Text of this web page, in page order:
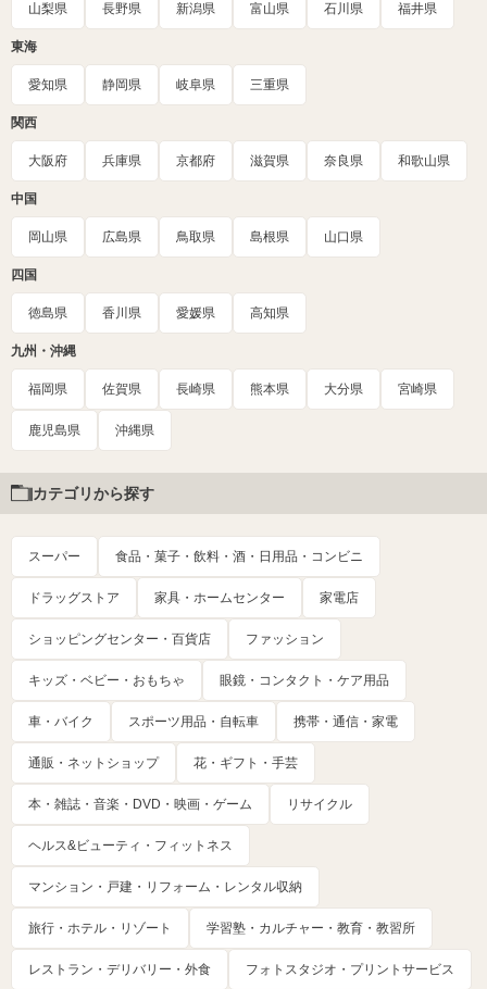
山梨県 長野県 新潟県 富山県 石川県 福井県
東海
愛知県 静岡県 岐阜県 三重県
関西
大阪府 兵庫県 京都府 滋賀県 奈良県 和歌山県
中国
岡山県 広島県 鳥取県 島根県 山口県
四国
徳島県 香川県 愛媛県 高知県
九州・沖縄
福岡県 佐賀県 長崎県 熊本県 大分県 宮崎県
鹿児島県 沖縄県
カテゴリから探す
スーパー 食品・菓子・飲料・酒・日用品・コンビニ
ドラッグストア 家具・ホームセンター 家電店
ショッピングセンター・百貨店 ファッション
キッズ・ベビー・おもちゃ 眼鏡・コンタクト・ケア用品
車・バイク スポーツ用品・自転車 携帯・通信・家電
通販・ネットショップ 花・ギフト・手芸
本・雑誌・音楽・DVD・映画・ゲーム リサイクル
ヘルス&ビューティ・フィットネス
マンション・戸建・リフォーム・レンタル収納
旅行・ホテル・リゾート 学習塾・カルチャー・教育・教習所
レストラン・デリバリー・外食 フォトスタジオ・プリントサービス